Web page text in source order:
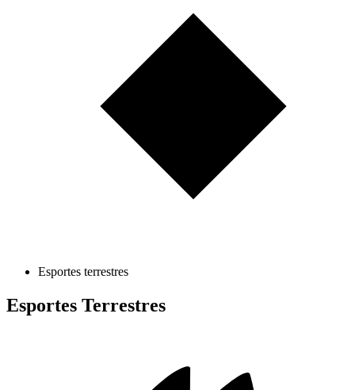
Esportes terrestres
Esportes Terrestres